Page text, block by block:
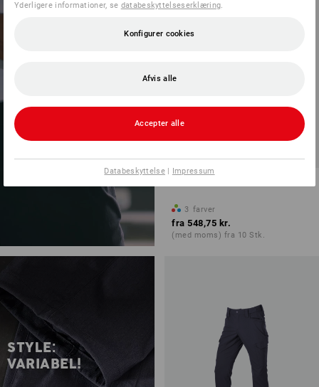
3 farver
fra 548,75 kr.
(med moms) fra 10 Stk.
STYLE:
VARIABEL!
Yderligere informationer, se databeskyttelseserklæring.
Konfigurer cookies
Afvis alle
Accepter alle
Databeskyttelse| Impressum